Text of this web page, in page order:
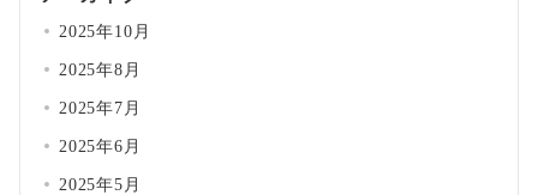
2025年10月
2025年8月
2025年7月
2025年6月
2025年5月